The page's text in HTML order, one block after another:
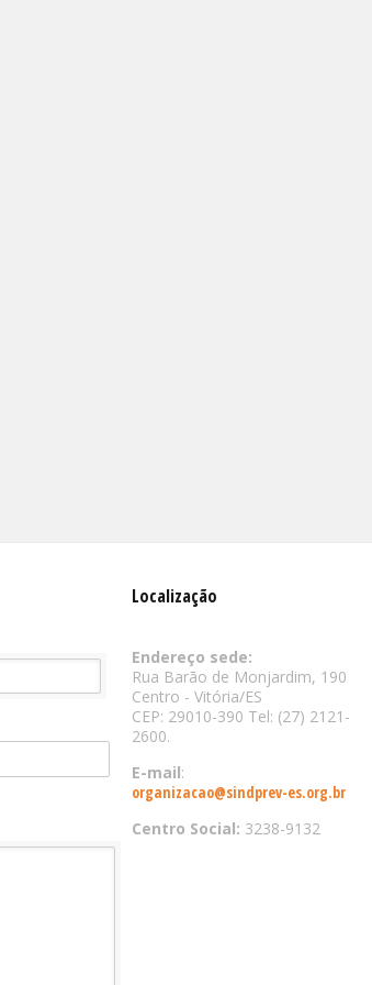
Localização
Endereço sede:
Rua Barão de Monjardim, 190
Centro - Vitória/ES
CEP: 29010-390 Tel: (27) 2121-
2600.
E-mail:
organizacao@sindprev-es.org.br
Centro Social: 3238-9132